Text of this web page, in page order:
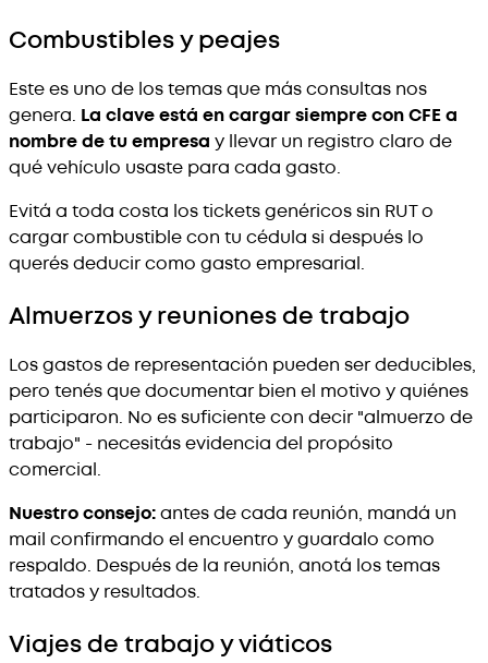
Combustibles y peajes
Este es uno de los temas que más consultas nos
genera. La clave está en cargar siempre con CFE a
nombre de tu empresa y llevar un registro claro de
qué vehículo usaste para cada gasto.
Evitá a toda costa los tickets genéricos sin RUT o
cargar combustible con tu cédula si después lo
querés deducir como gasto empresarial.
Almuerzos y reuniones de trabajo
Los gastos de representación pueden ser deducibles,
pero tenés que documentar bien el motivo y quiénes
participaron. No es suficiente con decir "almuerzo de
trabajo" - necesitás evidencia del propósito
comercial.
Nuestro consejo:antes de cada reunión, mandá un
mail confirmando el encuentro y guardalo como
respaldo. Después de la reunión, anotá los temas
tratados y resultados.
Viajes de trabajo y viáticos